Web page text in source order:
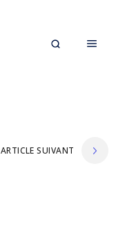
ARTICLE SUIVANT